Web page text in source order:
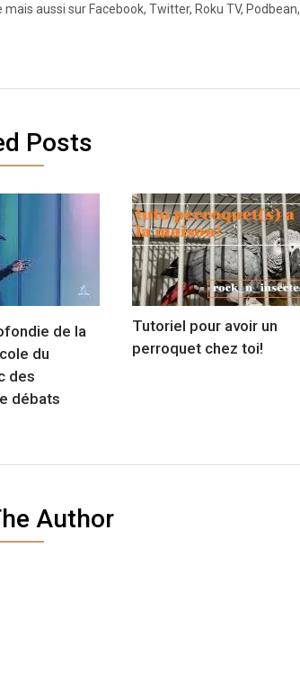
aussi sur Facebook, Twitter, Roku TV, Podbean,
Posts
de la
du
des
débats
Tutoriel pour avoir un
perroquet chez toi!
Author